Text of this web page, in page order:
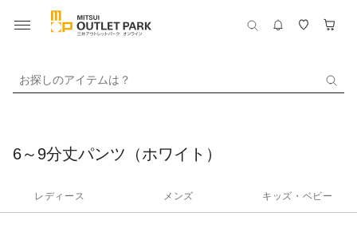
お探しのアイテムは？
6～9分丈パンツ（ホワイト）
レディース メンズ キッズ・ベビー